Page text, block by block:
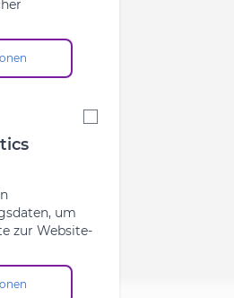
Cookie-Gruppe "Marketing"
Google Analytics
um
zur Website-
Cookie-Gruppe "Google Analytics"